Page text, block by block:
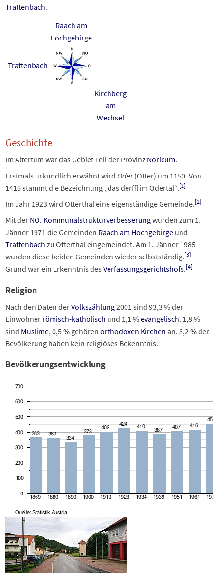
Trattenbach.
Raach am
Hochgebirge
Trattenbach
Kirchberg
am
Wechsel
Geschichte
Im Altertum war das Gebiet Teil der Provinz Noricum.
Erstmals urkundlich erwähnt wird Oder(Otter) um 1150. Von
1416 stammt die Bezeichnung „das derffl im Odertal“.[2]
Im Jahr 1923 wird Otterthal eine eigenständige Gemeinde.[2]
Mit der NÖ. Kommunalstrukturverbesserungwurden zum 1.
Jänner 1971 die Gemeinden Raach am Hochgebirge und
Trattenbach zu Otterthal eingemeindet. Am 1. Jänner 1985
wurden diese beiden Gemeinden wieder selbstständig.[3]
Grund war ein Erkenntnis des Verfassungsgerichtshofs.[4]
Religion
Nach den Daten derVolkszählung2001 sind 93,3 % der
Einwohner römisch-katholisch und 1,1 %evangelisch. 1,8%
sind Muslime, 0,5 % gehören orthodoxen Kirchen an. 3,2 % der
Bevölkerung haben kein religiöses Bekenntnis.
Bevölkerungsentwicklung